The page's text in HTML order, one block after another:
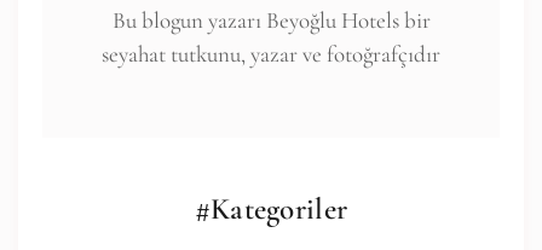
Bu blogun yazarı Beyoğlu Hotels bir
seyahat tutkunu, yazar ve fotoğrafçıdır
#Kategoriler